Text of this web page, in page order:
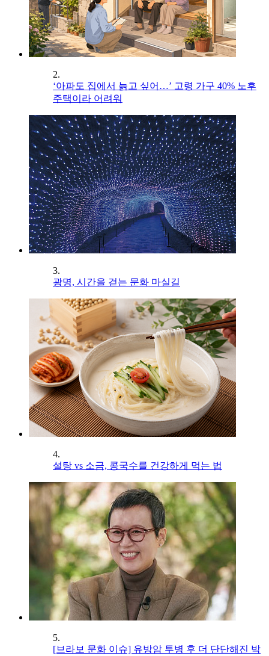
2.
‘아파도 집에서 늙고 싶어…’ 고령 가구 40% 노후
주택이라 어려워
3.
광명, 시간을 걷는 문화 마실길
4.
설탕 vs 소금, 콩국수를 건강하게 먹는 법
5.
[브라보 문화 이슈] 유방암 투병 후 더 단단해진 박